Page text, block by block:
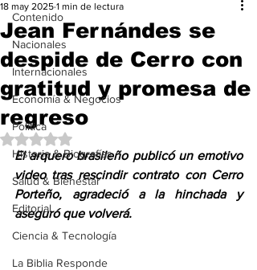
Contenido
Nacionales
Internacionales
Economía & Negocios
Política
Historia & Biografías
Salud & Bienestar
Editorial
Ciencia & Tecnología
La Biblia Responde
Jean Fernándes se
despide de Cerro con
gratitud y promesa de
regreso
18 may 2025 1 min de lectura
Obtuvo NaN de 5 estrellas.
El arquero brasileño publicó un emotivo
video tras rescindir contrato con Cerro
Porteño, agradeció a la hinchada y
aseguró que volverá.